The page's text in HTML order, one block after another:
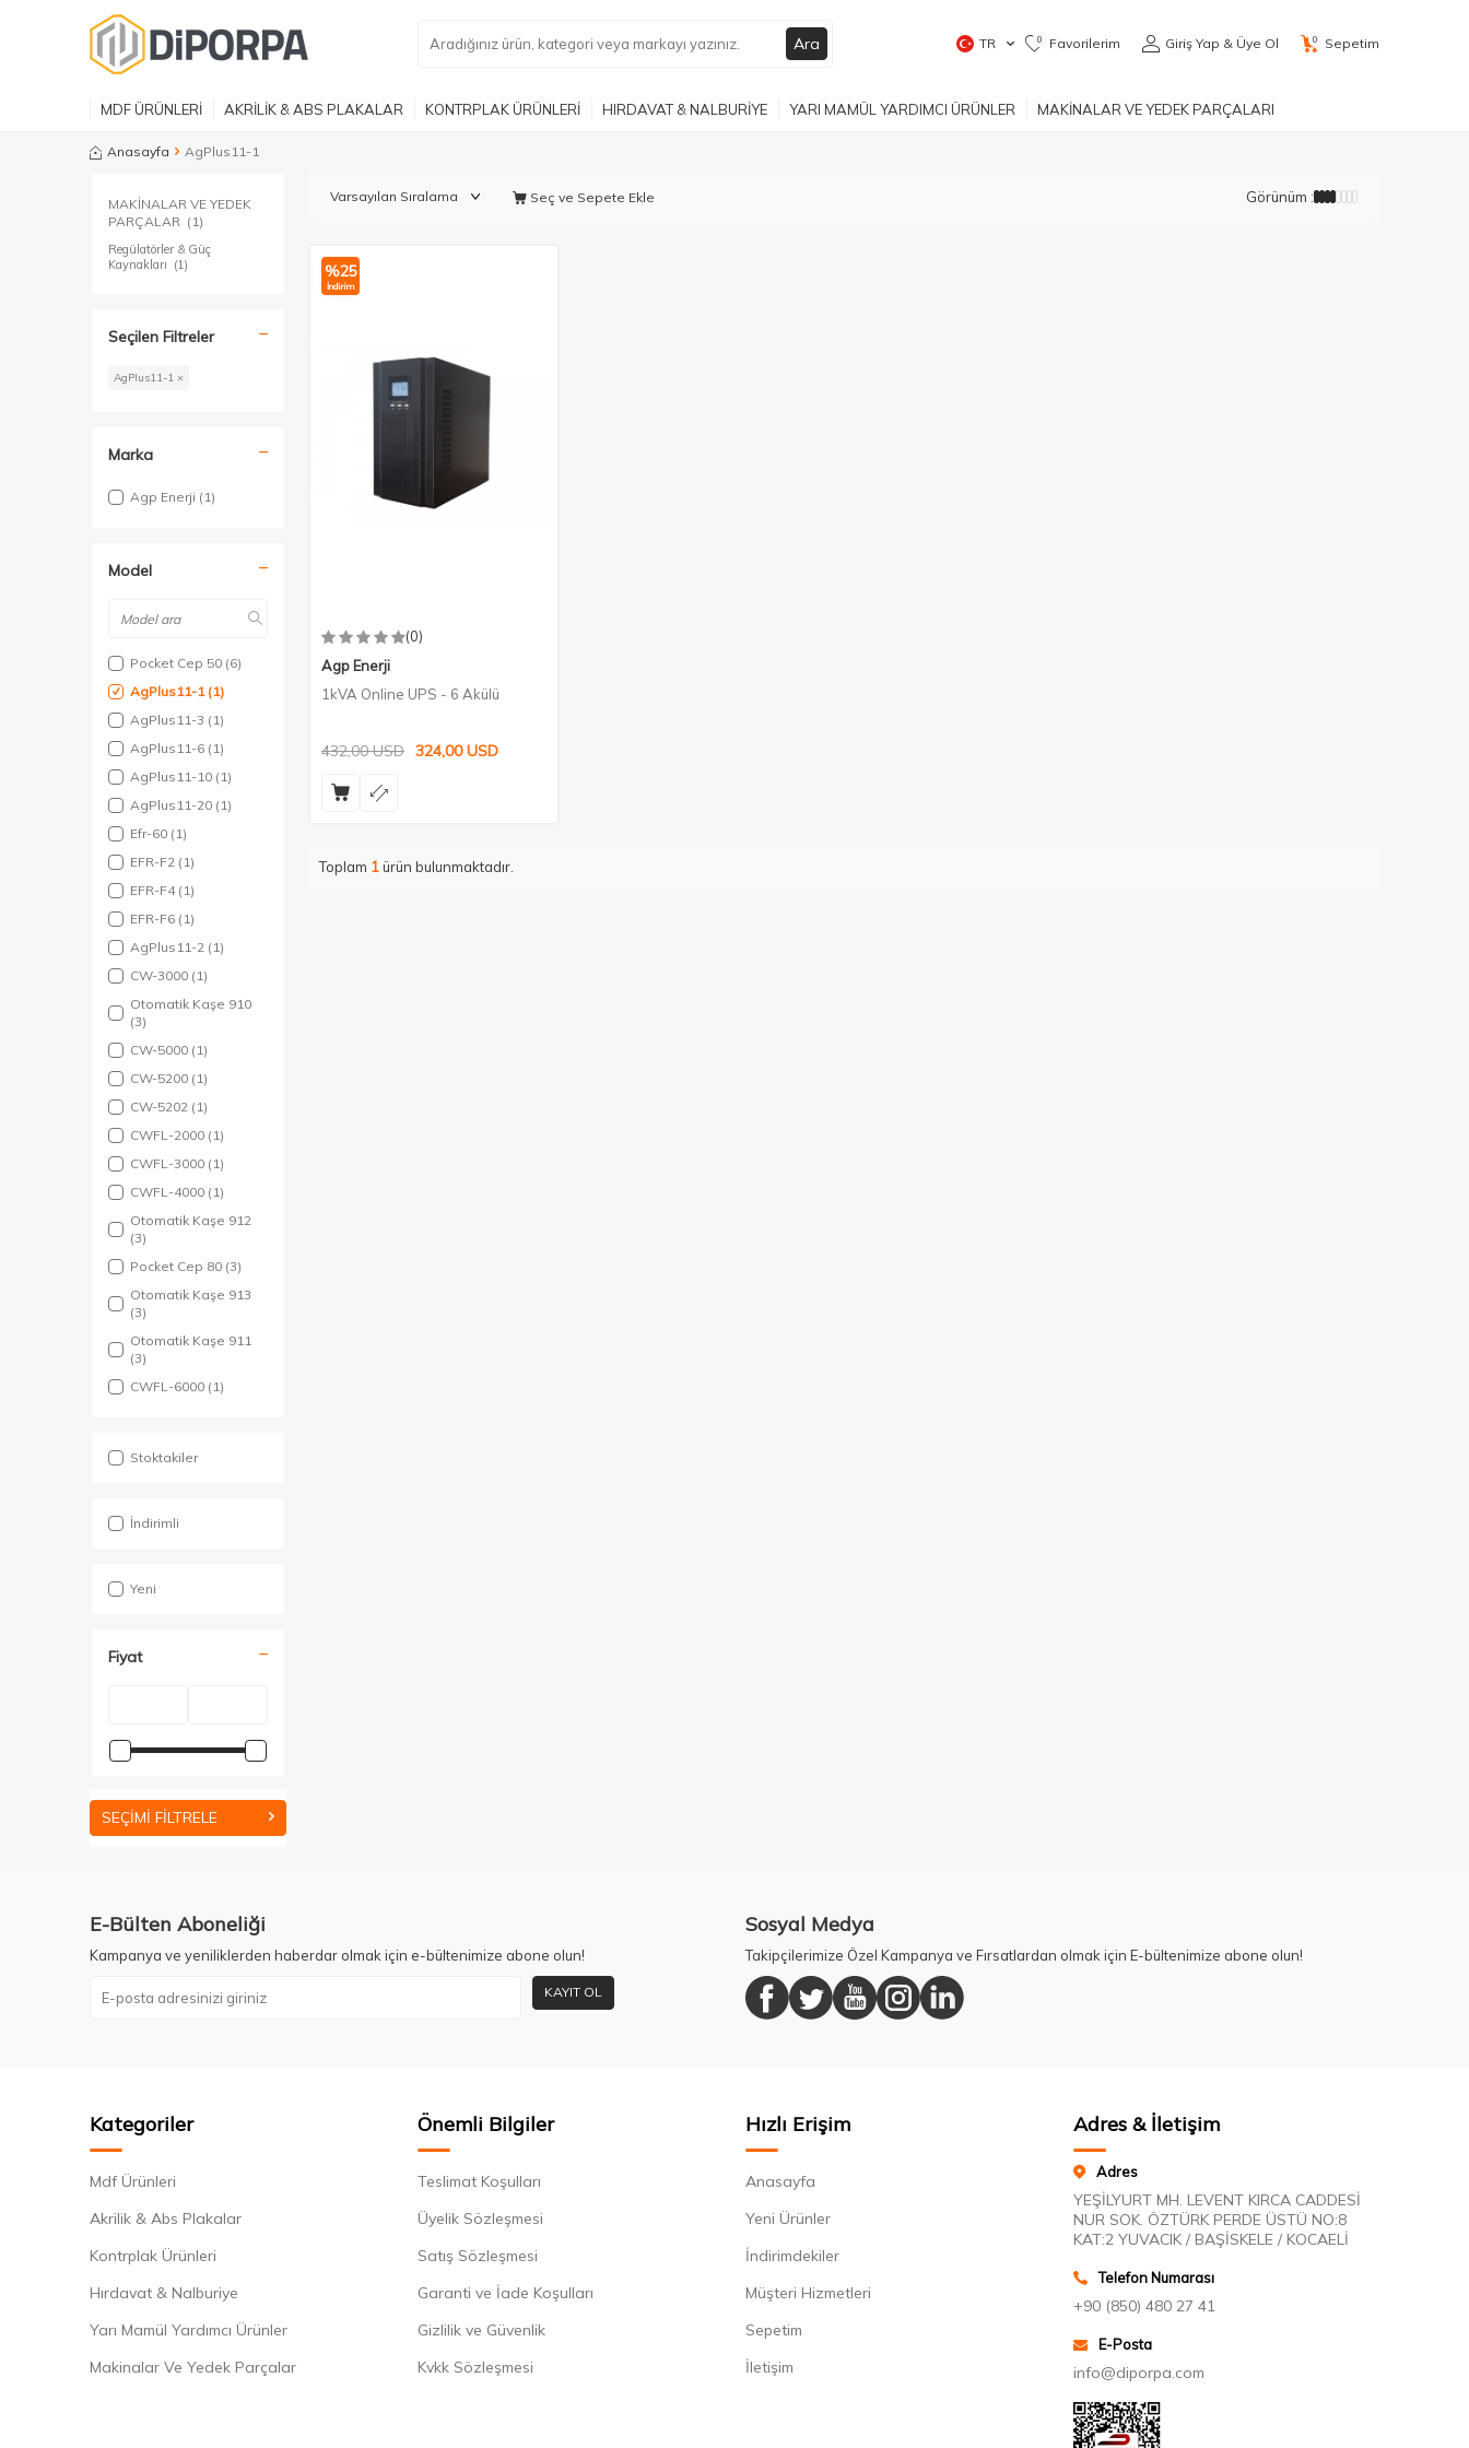
Ara TR 0 Favorilerim Giriş Yap & Üye Ol 0 Sepetim
MDF ÜRÜNLERİ AKRİLİK & ABS PLAKALAR KONTRPLAK ÜRÜNLERİ HIRDAVAT & NALBURİYE YARI MAMÜL YARDIMCI ÜRÜNLER MAKİNALAR VE YEDEK PARÇALARI
Anasayfa AgPlus11-1
MAKİNALAR VE YEDEK
PARÇALAR (1)
Regülatörler & Güç
Kaynakları (1)
Seçilen Filtreler
AgPlus11-1 ×
Marka
Agp Enerji (1)
Model
Pocket Cep 50 (6)
AgPlus11-1 (1)
AgPlus11-3 (1)
AgPlus11-6 (1)
AgPlus11-10 (1)
AgPlus11-20 (1)
Efr-60 (1)
EFR-F2 (1)
EFR-F4 (1)
EFR-F6 (1)
AgPlus11-2 (1)
CW-3000 (1)
Otomatik Kaşe 910
(3)
CW-5000 (1)
CW-5200 (1)
CW-5202 (1)
CWFL-2000 (1)
CWFL-3000 (1)
CWFL-4000 (1)
Otomatik Kaşe 912
(3)
Pocket Cep 80 (3)
Otomatik Kaşe 913
(3)
Otomatik Kaşe 911
(3)
CWFL-6000 (1)
Stoktakiler
İndirimli
Yeni
Fiyat
SEÇIMI FILTRELE
Seç ve Sepete Ekle Görünüm :
%25
İndirim
(0)
Agp Enerji
1kVA Online UPS - 6 Akülü
432,00USD 324,00USD
Toplam 1ürün bulunmaktadır.
E-Bülten Aboneliği
Kampanya ve yeniliklerden haberdar olmak için e-bültenimize abone olun!
KAYIT OL
Sosyal Medya
Takipçilerimize Özel Kampanya ve Fırsatlardan olmak için E-bültenimize abone olun!
Kategoriler
Mdf Ürünleri
Akrilik & Abs Plakalar
Kontrplak Ürünleri
Hırdavat & Nalburiye
Yarı Mamül Yardımcı Ürünler
Makinalar Ve Yedek Parçalar
Önemli Bilgiler
Teslimat Koşulları
Üyelik Sözleşmesi
Satış Sözleşmesi
Garanti ve İade Koşulları
Gizlilik ve Güvenlik
Kvkk Sözleşmesi
Hızlı Erişim
Anasayfa
Yeni Ürünler
İndirimdekiler
Müşteri Hizmetleri
Sepetim
İletişim
Adres & İletişim
Adres
YEŞİLYURT MH. LEVENT KIRCA CADDESİ
NUR SOK. ÖZTÜRK PERDE ÜSTÜ NO:8
KAT:2 YUVACIK / BAŞİSKELE / KOCAELİ
Telefon Numarası
+90 (850) 480 27 41
E-Posta
info@diporpa.com